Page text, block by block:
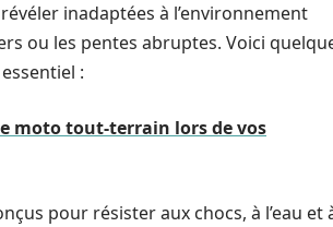
inadaptées à l’environnement
ou les pentes abruptes. Voici
:
moto tout-terrain lors de vos
pour résister aux chocs, à l’eau et